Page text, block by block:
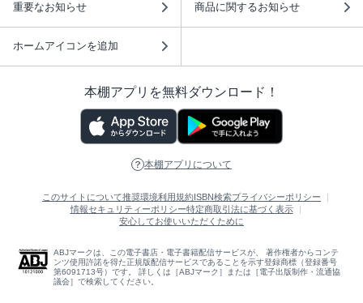
重要なお知らせ 商品に関するお知らせ
ホームアイコンを追加
本棚アプリを無料ダウンロード！
本棚アプリについて
このサイトについて推奨環境利用規約 ISBN検索プライバシーポリシー
情報セキュリティーポリシー特定商取引法に基づく表示
安心してお使いいただくために
ABJマークは、この電子書店・電子書籍配信サービスが、 著作権者からコンテ
ンツ使用許諾を得た正規版配信サービスであることを示す登録商標（登録番号
第6091713号）です。 詳しくは［ABJマーク］または［電子出版制作・流通協
議会］で検索してください。